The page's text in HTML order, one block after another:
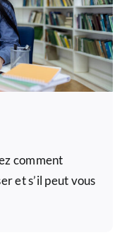
comment
et s’il peut vous